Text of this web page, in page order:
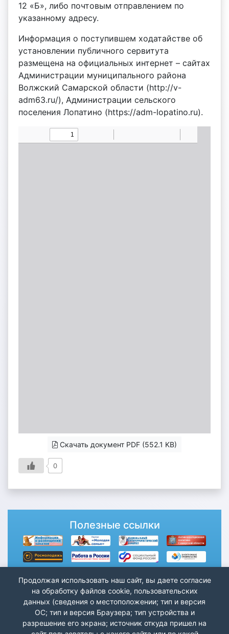
12 «Б», либо почтовым отправлением по
указанному адресу.
Информация о поступившем ходатайстве об
установлении публичного сервитута
размещена на официальных интернет – сайтах
Администрации муниципального района
Волжский Самарской области (http://v-
adm63.ru/), Администрации сельского
поселения Лопатино (https://adm-lopatino.ru).
Скачать документ PDF (552.1 KB)
0
Полезные ссылки
Продолжая использовать наш сайт, вы даете согласие
на обработку файлов cookie, пользовательских
данных (сведения о местоположении; тип и версия
ОС; тип и версия Браузера; тип устройства и
разрешение его экрана; источник откуда пришел на